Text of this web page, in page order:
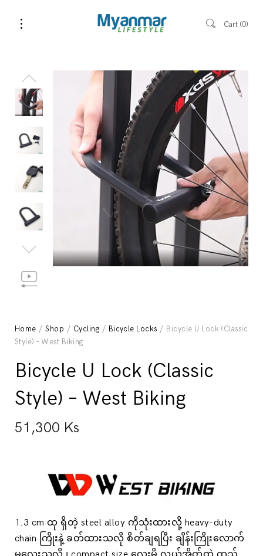
Cart 0
Home /Shop / Cycling / Bicycle Locks / Bicycle U Lock (Classic
Style) – West Biking
Bicycle U Lock (Classic
Style) – West Biking
51,300 Ks
1.3 cm ထု ရှိတဲ့ steel alloy ကိုသုံးထားလို့ heavy-duty
chain ကြိုးနဲ့ ခတ်ထားသလို စိတ်ချရပြီး ချိန်းကြိုးလောက်